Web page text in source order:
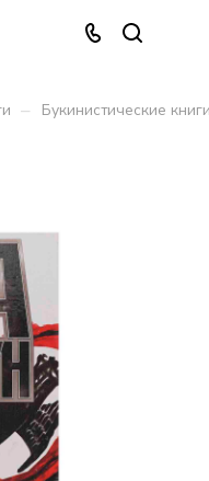
– Букинистические